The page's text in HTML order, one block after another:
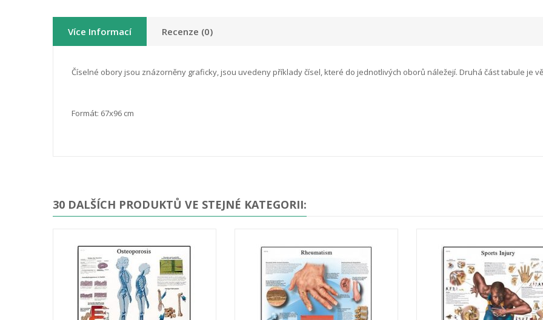
Více Informací Recenze (0)
Číselné obory jsou znázorněny graficky, jsou uvedeny příklady čísel, které do jednotlivých oborů náležejí. Druhá část tabule je
Formát: 67x96 cm
30 DALŠÍCH PRODUKTŮ VE STEJNÉ KATEGORII: